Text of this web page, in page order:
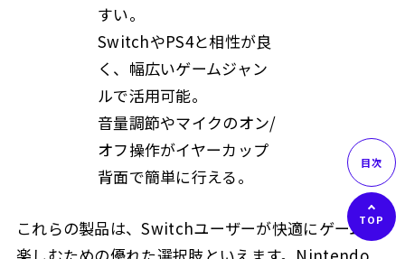
すい。
SwitchやPS4と相性が良
く、幅広いゲームジャン
ルで活用可能。
音量調節やマイクのオン/
オフ操作がイヤーカップ
背面で簡単に行える。
これらの製品は、Switchユーザーが快適にゲームを